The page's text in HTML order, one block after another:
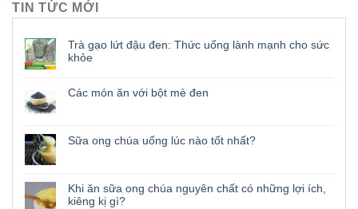
TIN TỨC MỚI
Trà gạo lứt đậu đen: Thức uống lành mạnh cho sức
khỏe
Các món ăn với bột mè đen
Sữa ong chúa uống lúc nào tốt nhất?
Khi ăn sữa ong chúa nguyên chất có những lợi ích,
kiêng kị gì?